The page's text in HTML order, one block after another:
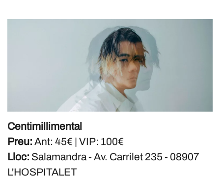
Centimillimental
Preu: Ant: 45€ | VIP: 100€
Lloc: Salamandra - Av. Carrilet 235 - 08907
L'HOSPITALET